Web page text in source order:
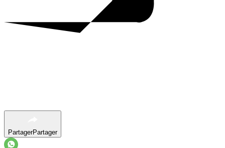
PartagerPartager